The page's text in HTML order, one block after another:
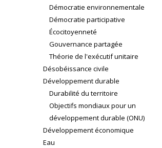
Démocratie environnementale
Démocratie participative
Écocitoyenneté
Gouvernance partagée
Théorie de l'exécutif unitaire
Désobéissance civile
Développement durable
Durabilité du territoire
Objectifs mondiaux pour un
développement durable (ONU)
Développement économique
Eau